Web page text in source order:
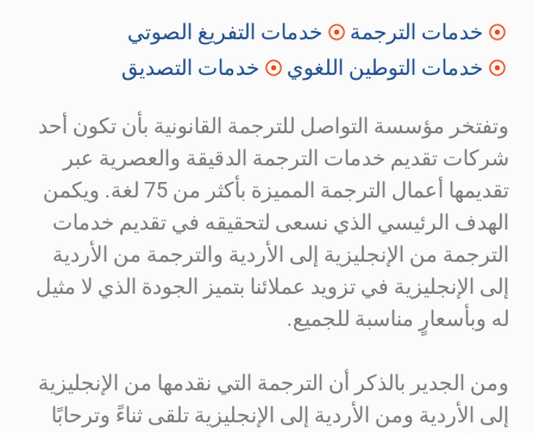
خدمات الترجمة
خدمات التفريغ الصوتي
خدمات التوطين اللغوي
خدمات التصديق
وتفتخر مؤسسة التواصل للترجمة القانونية بأن تكون أحد
شركات تقديم خدمات الترجمة الدقيقة والعصرية عبر
تقديمها أعمال الترجمة المميزة بأكثر من 75 لغة. ويكمن
الهدف الرئيسي الذي نسعى لتحقيقه في تقديم خدمات
الترجمة من الإنجليزية إلى الأردية والترجمة من الأردية
إلى الإنجليزية في تزويد عملائنا بتميز الجودة الذي لا مثيل
له وبأسعارٍ مناسبة للجميع.
ومن الجدير بالذكر أن الترجمة التي نقدمها من الإنجليزية
إلى الأردية ومن الأردية إلى الإنجليزية تلقى ثناءً وترحابًا